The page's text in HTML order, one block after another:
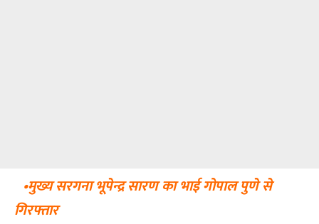
•मुख्य सरगना भूपेन्द्र सारण का भाई गोपाल पुणे से
गिरफ्तार